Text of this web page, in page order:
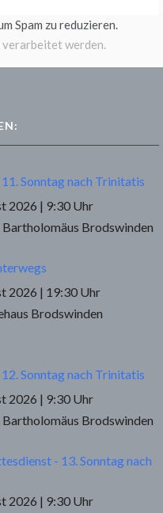
Spam zu reduzieren.
verarbeitet werden.
Sonntag nach Trinitatis
2026 | 9:30 Uhr
Bartholomäus Brodswinden
2026 | 19:30 Uhr
Brodswinden
Sonntag nach Trinitatis
2026 | 9:30 Uhr
Bartholomäus Brodswinden
- 13. Sonntag nach
2026 | 9:30 Uhr